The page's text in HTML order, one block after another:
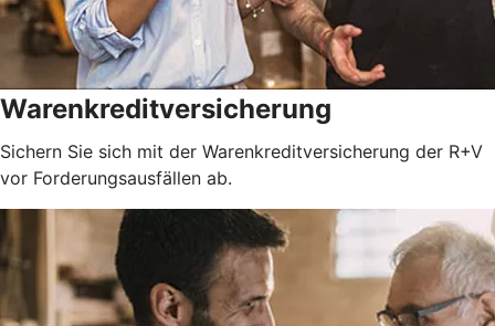
Warenkreditversicherung
Sichern Sie sich mit der Warenkreditversicherung der R+V
vor Forderungsausfällen ab.